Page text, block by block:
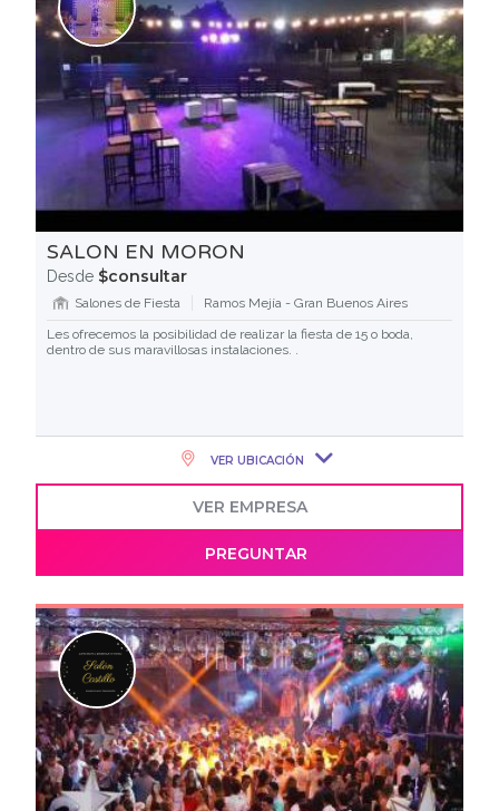
SALON EN MORON
Desde $consultar
Salones de Fiesta
Ramos Mejía - Gran Buenos Aires
Les ofrecemos la posibilidad de realizar la fiesta de 15 o boda,
dentro de sus maravillosas instalaciones. .
VER UBICACIÓN
VER EMPRESA
PREGUNTAR